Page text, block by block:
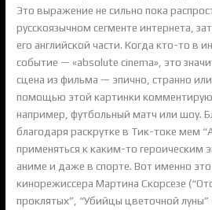
Это выражение не сильно пока
русскоязычном сегменте интернета,
его английской части. Когда кто-то в
событие — «absolute cinema», это
сцена из фильма — эпично, странно
помощью этой картинки
например, футбольный матч или шоу.
благодаря раскрутке в Тик-токе мем
применяться к каким-то героическим
аниме и даже в спорте. Вот именно
кинорежиссера Мартина Скорсезе
проклятых”, “Убийцы цветочной